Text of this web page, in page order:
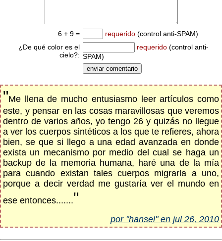
6 + 9 = requerido (control anti-SPAM)
¿De qué color es el
cielo?:
requerido (control anti-
SPAM)
"Me llena de mucho entusiasmo leer artículos como
este, y pensar en las cosas maravillosas que veremos
dentro de varios años, yo tengo 26 y quizás no llegue
a ver los cuerpos sintéticos a los que te refieres, ahora
bien, se que si llego a una edad avanzada en donde
exista un mecanismo por medio del cual se haga un
backup de la memoria humana, haré una de la mía
para cuando existan tales cuerpos migrarla a uno,
porque a decir verdad me gustaría ver el mundo en
ese entonces......."
por "hansel" en jul 26, 2010